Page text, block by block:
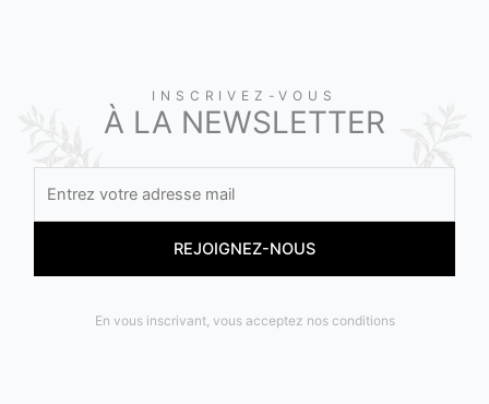
INSCRIVEZ-VOUS
À LA NEWSLETTER
En vous inscrivant, vous acceptez nos conditions